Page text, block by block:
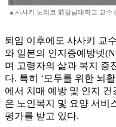
▲사사키 노리코 前강남대학교 교수
퇴임 이후에도 사사키 교
와 일본의 인지증예방넷
며 고령자의 삶과 복지 증
다. 특히 ‘모두를 위한 뇌
에서 치매 예방 및 인지
은 노인복지 및 요양 서비
평가를 받고 있다.